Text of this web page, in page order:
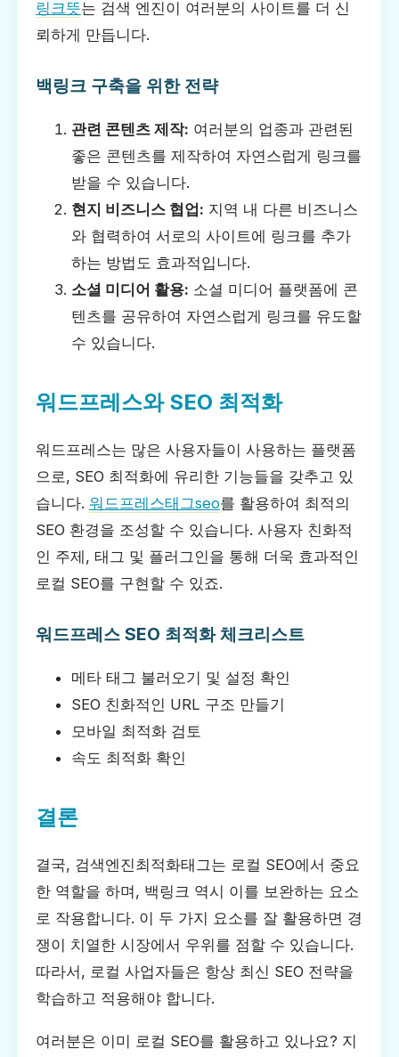
링크뜻는 검색 엔진이 여러분의 사이트를 더 신
뢰하게 만듭니다.
백링크 구축을 위한 전략
관련 콘텐츠 제작: 여러분의 업종과 관련된
좋은 콘텐츠를 제작하여 자연스럽게 링크를
받을 수 있습니다.
현지 비즈니스 협업: 지역 내 다른 비즈니스
와 협력하여 서로의 사이트에 링크를 추가
하는 방법도 효과적입니다.
소셜 미디어 활용: 소셜 미디어 플랫폼에 콘
텐츠를 공유하여 자연스럽게 링크를 유도할
수 있습니다.
워드프레스와 SEO 최적화
워드프레스는 많은 사용자들이 사용하는 플랫폼
으로, SEO 최적화에 유리한 기능들을 갖추고 있
습니다. 워드프레스태그seo를 활용하여 최적의
SEO 환경을 조성할 수 있습니다. 사용자 친화적
인 주제, 태그 및 플러그인을 통해 더욱 효과적인
로컬 SEO를 구현할 수 있죠.
워드프레스 SEO 최적화 체크리스트
메타 태그 불러오기 및 설정 확인
SEO 친화적인 URL 구조 만들기
모바일 최적화 검토
속도 최적화 확인
결론
결국, 검색엔진최적화태그는 로컬 SEO에서 중요
한 역할을 하며, 백링크 역시 이를 보완하는 요소
로 작용합니다. 이 두 가지 요소를 잘 활용하면 경
쟁이 치열한 시장에서 우위를 점할 수 있습니다.
따라서, 로컬 사업자들은 항상 최신 SEO 전략을
학습하고 적용해야 합니다.
여러분은 이미 로컬 SEO를 활용하고 있나요? 지